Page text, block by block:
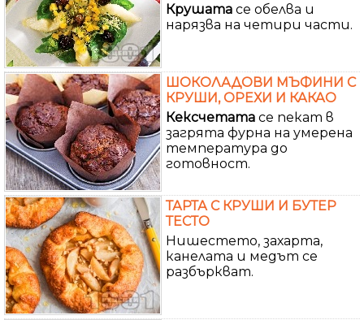
Крушата се обелва и
нарязва на четири части.
ШОКОЛАДОВИ МЪФИНИ С
КРУШИ, ОРЕХИ И КАКАО
Кексчетата се пекат в
загрята фурна на умерена
температура до
готовност.
ТАРТА С КРУШИ И БУТЕР
ТЕСТО
Нишестето, захарта,
канелата и медът се
разбъркват.